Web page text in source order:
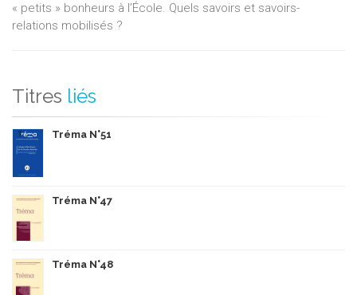
« petits » bonheurs à l’École. Quels savoirs et savoirs-
relations mobilisés ?
Titres liés
Tréma N°51
Tréma N°47
Tréma N°48